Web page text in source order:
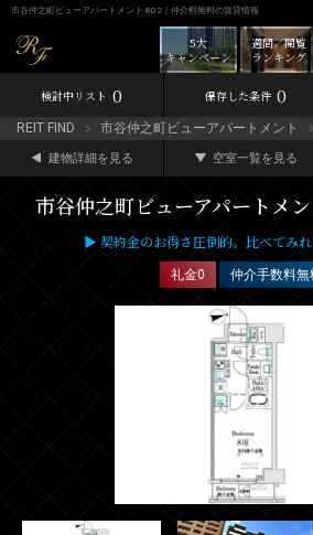
市谷仲之町ビューアパートメント 802｜仲介料無料の賃貸情報
週間／閲覧
ランキング
5大
キャンペーン
検討中リスト 0 保存した条件 0
REIT FIND 市谷仲之町ビューアパートメント
建物詳細を見る 空室一覧を見る
市谷仲之町ビューアパートメ
▶ 契約金のお得さ圧倒的。比べてみ
礼金0 仲介手数料無